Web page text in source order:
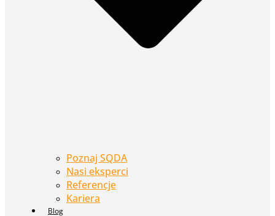
Poznaj SQDA
Nasi eksperci
Referencje
Kariera
Blog